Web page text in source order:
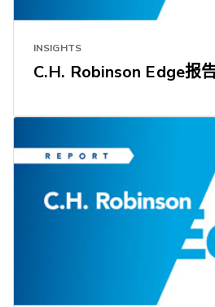
INSIGHTS
C.H. Robinson Edge报